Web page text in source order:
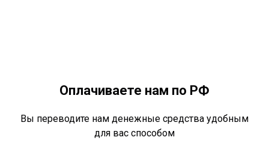
Оплачиваете нам по РФ
Вы переводите нам денежные средства удобным
для вас способом